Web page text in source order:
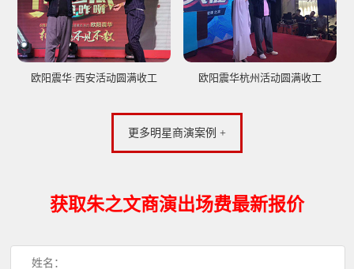
欧阳震华·西安活动圆满收工 欧阳震华杭州活动圆满收工
更多明星商演案例 +
获取朱之文商演出场费最新报价